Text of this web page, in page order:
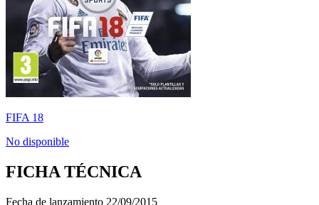
FIFA 18
No disponible
FICHA TÉCNICA
Fecha de lanzamiento 22/09/2015